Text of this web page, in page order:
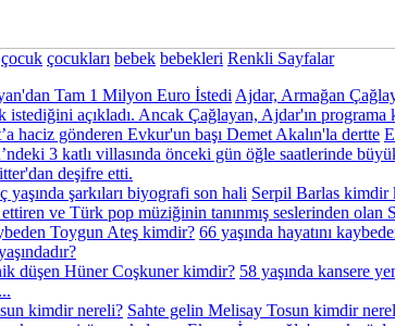
çocuk çocukları bebek bebekleri Renkli Sayfalar
Ajdar, Armağan
istediğini açıkladı. Ancak Çağlayan, Ajdar'ın
3 katlı villasında önceki gün öğle saatlerinde
deşifre etti.
Serpil Barlas kimdir
ettiren ve Türk pop müziğinin tanınmış seslerinden
66 yaşında hayatını
58 yaşında kansere
Sahte gelin Melisay Tosun kimdir